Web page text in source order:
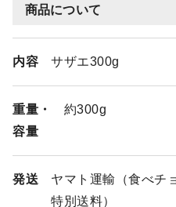
商品について
内容 サザエ300g
重量・
容量
約300g
発送
ヤマト運輸（食べチ
特別送料）